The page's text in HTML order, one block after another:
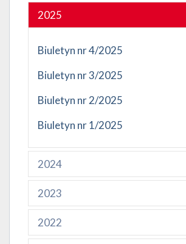
2025
Biuletyn nr 4/2025
Biuletyn nr 3/2025
Biuletyn nr 2/2025
Biuletyn nr 1/2025
2024
2023
2022